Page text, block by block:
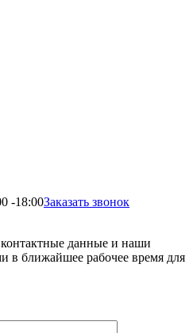
-18:00Заказать звонок
данные и наши
в ближайшее рабочее время для